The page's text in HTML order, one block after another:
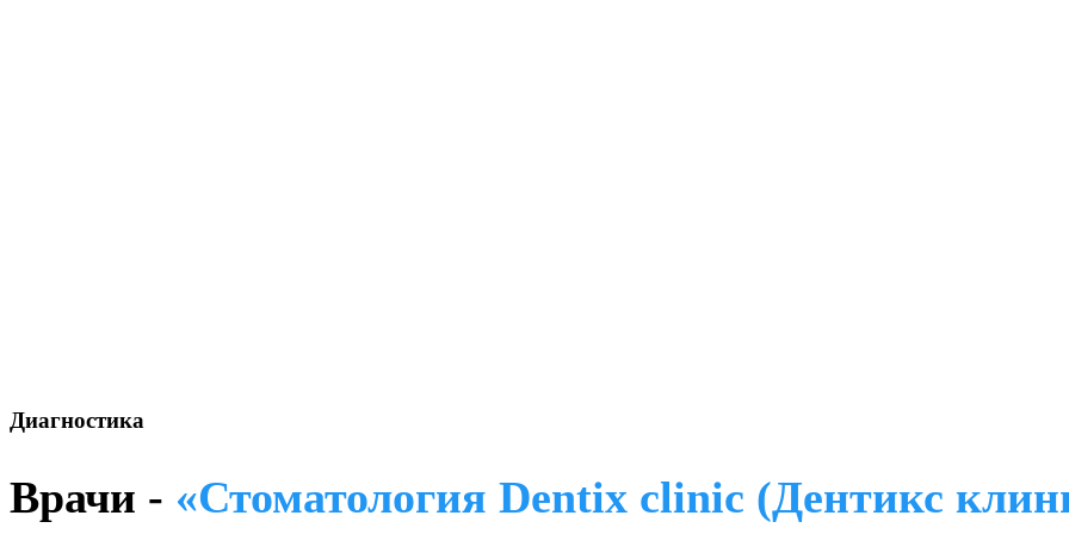
Диагностика
Врачи - «Стоматология Dentix clinic (Дентикс